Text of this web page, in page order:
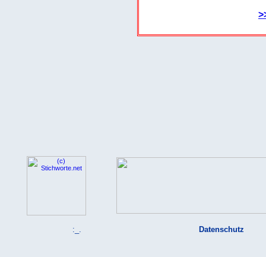
:_. Datenschutz